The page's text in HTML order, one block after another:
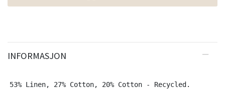
INFORMASJON
53% Linen, 27% Cotton, 20% Cotton - Recycled.